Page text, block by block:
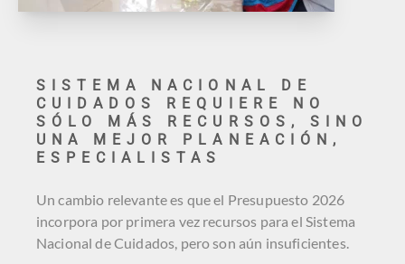
SISTEMA NACIONAL DE
CUIDADOS REQUIERE NO
SÓLO MÁS RECURSOS, SINO
UNA MEJOR PLANEACIÓN,
ESPECIALISTAS
Un cambio relevante es que el Presupuesto 2026
incorpora por primera vez recursos para el Sistema
Nacional de Cuidados, pero son aún insuficientes.